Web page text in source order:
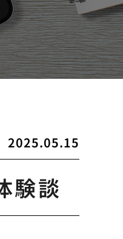
2025.05.15
験談